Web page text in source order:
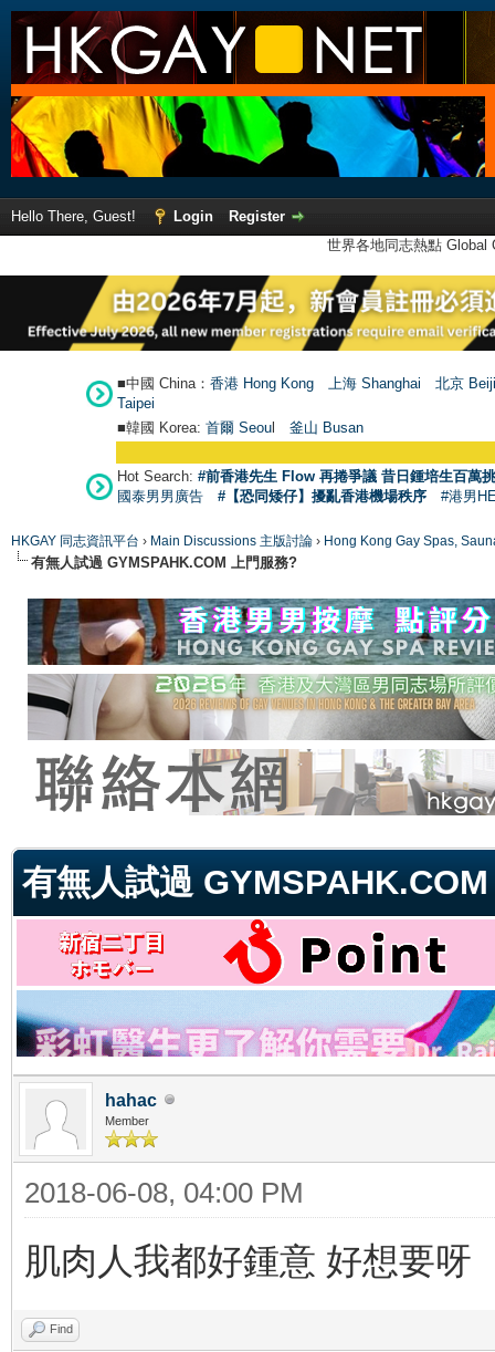
Hello There, Guest! Login
Register
世界各地同志熱點
■中國 China： 香港 Hong Kong 上海 Shanghai
北京
Taipei
■韓國 Korea: 首爾 Seoul 釜山 Busan
Hot Search: #前香港先生 Flow 再捲爭議 昔日鍾培生百萬
國泰男男廣告
#【恐同矮仔】擾亂香港機場秩序 #港男
HKGAY 同志資訊平台 › Main Discussions 主版討論 › Hong Kong Gay Spas,
有無人試過 GYMSPAHK.COM 上門服務?
有無人試過
hahac
Member
2018-06-08, 04:00 PM
肌肉人我都好鍾意 好想要呀
Find